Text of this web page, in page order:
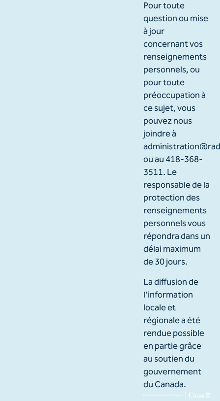
Pour toute
question ou mise
à jour
concernant vos
renseignements
personnels, ou
pour toute
préoccupation à
ce sujet, vous
pouvez nous
joindre à
ou au 418-368-
3511. Le
responsable de la
protection des
renseignements
personnels vous
répondra dans un
délai maximum
de 30 jours.
La diffusion de
l’information
locale et
régionale a été
rendue possible
en partie grâce
au soutien du
gouvernement
du Canada.